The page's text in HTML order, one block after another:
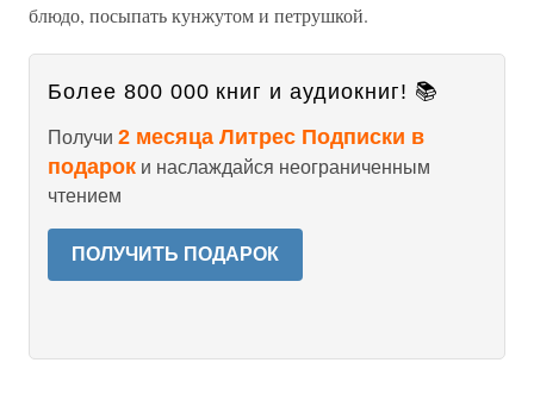
блюдо, посыпать кунжутом и петрушкой.
Более 800 000 книг и аудиокниг! 📚
Получи 2 месяца Литрес Подписки в
подарок и наслаждайся неограниченным
чтением
ПОЛУЧИТЬ ПОДАРОК